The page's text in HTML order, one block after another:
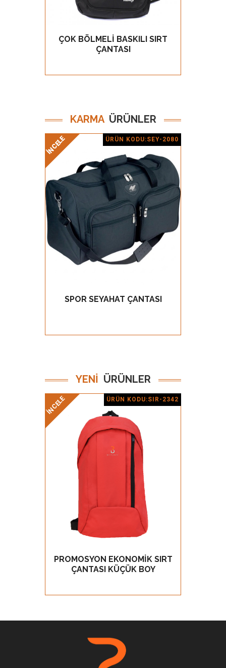
GÖZ AT
ÇOK BÖLMELİ BASKILI SIRT
ÇANTASI
KARMA ÜRÜNLER
İNCELE
İNCELE ÜRÜN KODU:SEY-2080
GÖZ AT
Ürün Detay
SPOR SEYAHAT ÇANTASI
YENİ ÜRÜNLER
İNCELE ÜRÜN KODU:SIR-2342
GÖZ AT
Ürün Detay
PROMOSYON EKONOMİK SIRT
ÇANTASI KÜÇÜK BOY